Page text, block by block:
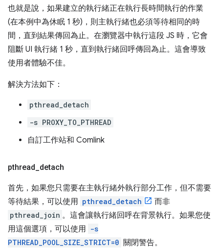
也就是說，如果建立的執行緒正在執行長時間執行的作業
(在本例中為休眠 1 秒)，則主執行緒也必須等待相同的時
間，直到結果傳回為止。在瀏覽器中執行這段 JS 時，它會
阻斷 UI 執行緒 1 秒，直到執行緒回呼傳回為止。這會導致
使用者體驗不佳。
解決方法如下：
pthread_detach
-s PROXY_TO_PTHREAD
自訂工作站和 Comlink
pthread detach
首先，如果您只需要在主執行緒外執行部分工作，但不需要
等待結果，可以使用 pthread_detach 而非
pthread_join 。這會讓執行緒回呼在背景執行。如果您使
用這個選項，可以使用 -s
PTHREAD_POOL_SIZE_STRICT=0 關閉警告。